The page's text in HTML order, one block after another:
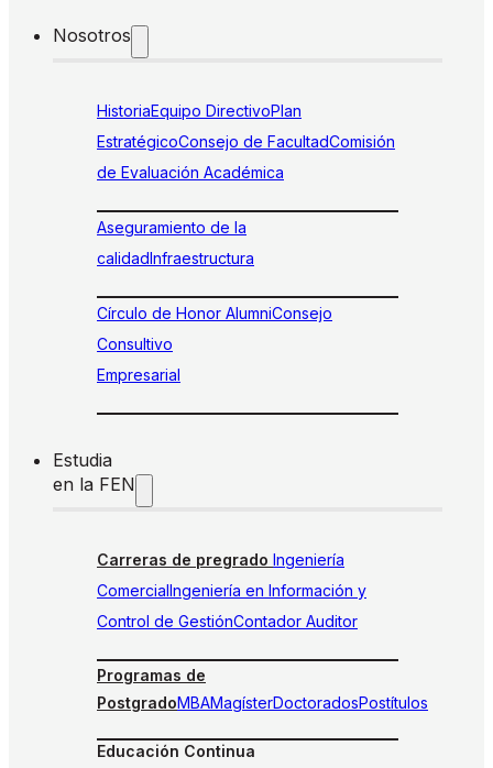
Nosotros
HistoriaEquipo DirectivoPlan
EstratégicoConsejo de FacultadComisión
de Evaluación Académica
Aseguramiento de la
calidadInfraestructura
Círculo de Honor AlumniConsejo
Consultivo
Empresarial
Estudia
en la FEN
Carreras de pregrado Ingeniería
ComercialIngeniería en Información y
Control de GestiónContador Auditor
Programas de
PostgradoMBAMagísterDoctoradosPostítulos
Educación Continua